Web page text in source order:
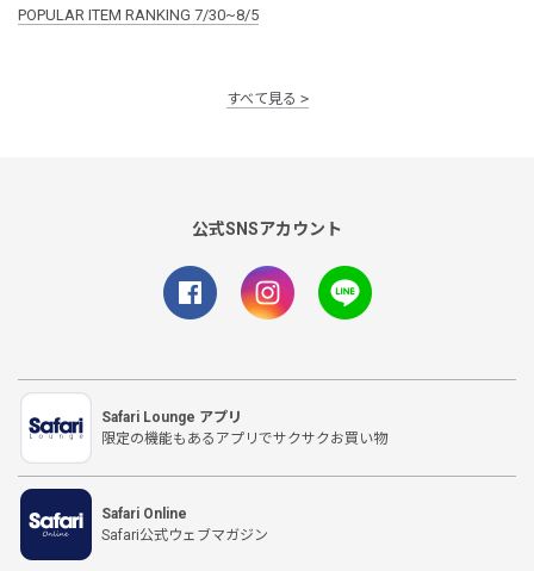
POPULAR ITEM RANKING 7/30~8/5
すべて見る
公式SNSアカウント
Safari Lounge アプリ
限定の機能もあるアプリでサクサクお買い物
Safari Online
Safari公式ウェブマガジン